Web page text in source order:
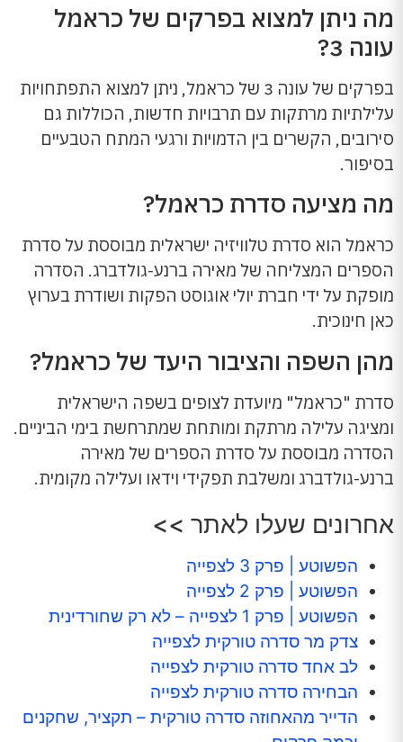
מה ניתן למצוא בפרקים של כראמל
עונה 3?
בפרקים של עונה 3 של כראמל, ניתן למצוא התפתחויות
עלילתיות מרתקות עם תרבויות חדשות, הכוללות גם
סירובים, הקשרים בין הדמויות ורגעי המתח הטבעיים
בסיפור.
מה מציעה סדרת כראמל?
כראמל הוא סדרת טלוויזיה ישראלית מבוססת על סדרת
הספרים המצליחה של מאירה ברנע-גולדברג. הסדרה
מופקת על ידי חברת יולי אוגוסט הפקות ושודרת בערוץ
כאן חינוכית.
מהן השפה והציבור היעד של כראמל?
סדרת "כראמל" מיועדת לצופים בשפה הישראלית
ומציגה עלילה מרתקת ומותחת שמתרחשת בימי הביניים.
הסדרה מבוססת על סדרת הספרים של מאירה
ברנע-גולדברג ומשלבת תפקידי וידאו ועלילה מקומית.
אחרונים שעלו לאתר >>
הפשוטע | פרק 3 לצפייה
הפשוטע | פרק 2 לצפייה
הפשוטע | פרק 1 לצפייה – לא רק שחורדינית
צדק מר סדרה טורקית לצפייה
לב אחד סדרה טורקית לצפייה
הבחירה סדרה טורקית לצפייה
הדייר מהאחוזה סדרה טורקית – תקציר, שחקנים